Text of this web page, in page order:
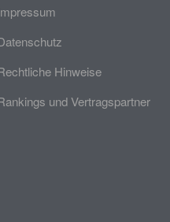
Hinweise
und Vertragspartner